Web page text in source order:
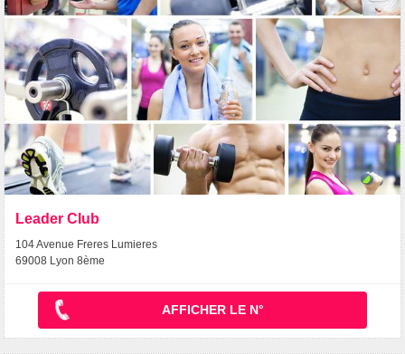
Leader Club
104 Avenue Freres Lumieres
69008 Lyon 8ème
AFFICHER LE N°